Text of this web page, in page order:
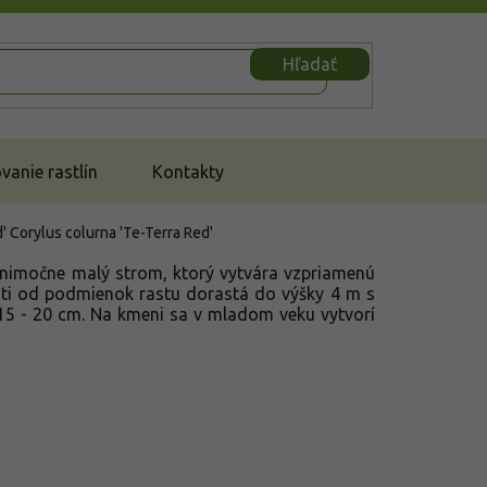
Hľadať
rastlín Kontakty
Corylus colurna 'Te-Terra Red'
malý strom, ktorý vytvára vzpriamenú
od podmienok rastu dorastá do výšky 4 m s
- 20 cm. Na kmeni sa v mladom veku vytvorí